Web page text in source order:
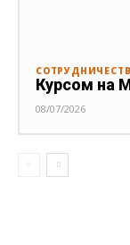
Курсом на
08/07/2026